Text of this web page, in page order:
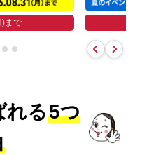
まで
れる5つ